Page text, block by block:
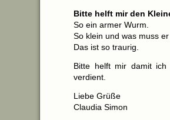
Bitte helft mir den
So ein armer Wurm.
So klein und was muss
Das ist so traurig.
Bitte helft mir damit
verdient.
Liebe Grüße
Claudia Simon